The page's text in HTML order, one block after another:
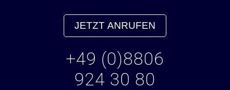
JETZT ANRUFEN
+49 (0)8806
924 30 80